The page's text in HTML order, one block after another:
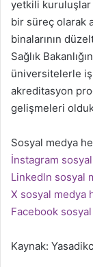
yetkili kuruluşlar
bir süreç olarak
binalarının
Sağlık
üniversitelerle
akreditasyon
gelişmeleri
Sosyal medya
İnstagram sosyal
Linkedln sosyal
X sosyal medya
Facebook sosyal
Kaynak: